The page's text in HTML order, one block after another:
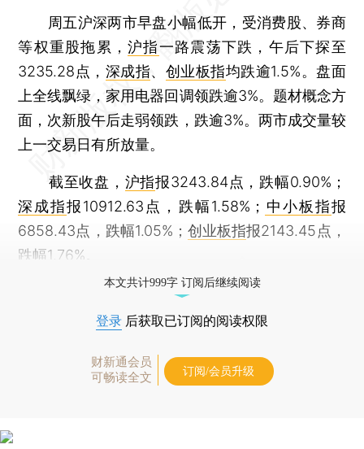
周五沪深两市早盘小幅低开，受消费股、券商
等权重股拖累，沪指一路震荡下跌，午后下探至
3235.28点， 深成指、 创业板指均跌逾1.5%。盘面
上全线飘绿，家用电器回调领跌逾3%。题材概念方
面，次新股午后走弱领跌，跌逾3%。两市成交量较
上一交易日有所放量。
截至收盘， 沪指报3243.84点，跌幅0.90%；
深成指报10912.63点，跌幅1.58%； 中小板指报
6858.43点，跌幅1.05%； 创业板指报2143.45点，
跌幅1.76%。
本文共计999字 订阅后继续阅读
登录 后获取已订阅的阅读权限
财新通会员
可畅读全文
订阅/会员升级